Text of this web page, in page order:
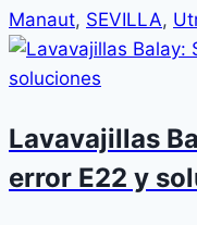
Manaut, SEVILLA,
Lavavajillas
error E22 y